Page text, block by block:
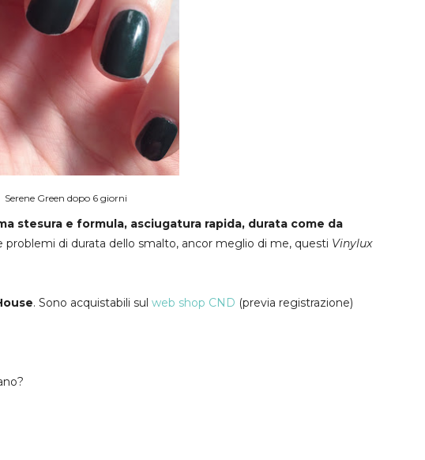
Serene Green dopo 6 giorni
stesura e formula, asciugatura rapida, durata come da
problemi di durata dello smalto, ancor meglio di me, questi Vinylux
. Sono acquistabili sul web shop CND (previa registrazione)